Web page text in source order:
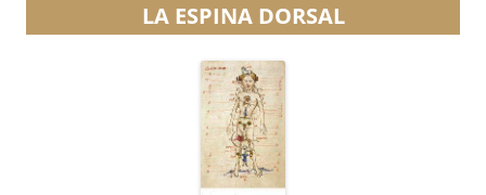
LA ESPINA DORSAL